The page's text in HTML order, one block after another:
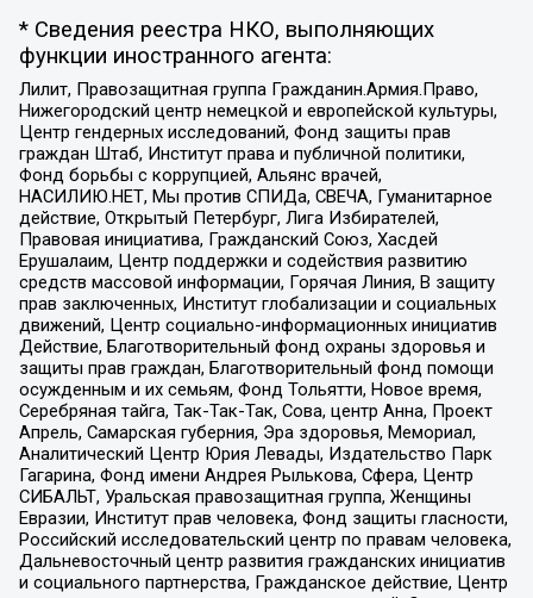
* Сведения реестра НКО, выполняющих
функции иностранного агента:
Лилит, Правозащитная группа Гражданин.Армия.Право,
Нижегородский центр немецкой и европейской культуры,
Центр гендерных исследований, Фонд защиты прав
граждан Штаб, Институт права и публичной политики,
Фонд борьбы с коррупцией, Альянс врачей,
НАСИЛИЮ.НЕТ, Мы против СПИДа, СВЕЧА, Гуманитарное
действие, Открытый Петербург, Лига Избирателей,
Правовая инициатива, Гражданский Союз, Хасдей
Ерушалаим, Центр поддержки и содействия развитию
средств массовой информации, Горячая Линия, В защиту
прав заключенных, Институт глобализации и социальных
движений, Центр социально-информационных инициатив
Действие, Благотворительный фонд охраны здоровья и
защиты прав граждан, Благотворительный фонд помощи
осужденным и их семьям, Фонд Тольятти, Новое время,
Серебряная тайга, Так-Так-Так, Сова, центр Анна, Проект
Апрель, Самарская губерния, Эра здоровья, Мемориал,
Аналитический Центр Юрия Левады, Издательство Парк
Гагарина, Фонд имени Андрея Рылькова, Сфера, Центр
СИБАЛЬТ, Уральская правозащитная группа, Женщины
Евразии, Институт прав человека, Фонд защиты гласности,
Российский исследовательский центр по правам человека,
Дальневосточный центр развития гражданских инициатив
и социального партнерства, Гражданское действие, Центр